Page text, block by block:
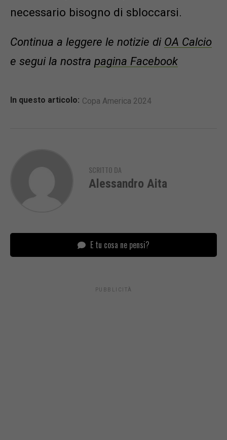
necessario bisogno di sbloccarsi.
Continua a leggere le notizie di OA Calcio
e segui la nostra pagina Facebook
In questo articolo: Copa America 2024
SCRITTO DA
Alessandro Aita
E tu cosa ne pensi?
PUBBLICITÀ